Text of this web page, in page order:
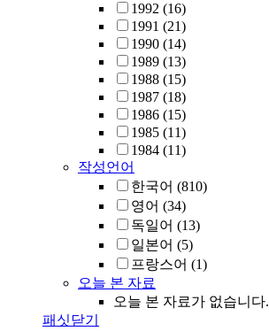
1992 (16)
1991 (21)
1990 (14)
1989 (13)
1988 (15)
1987 (18)
1986 (15)
1985 (11)
1984 (11)
작성언어
한국어 (810)
영어 (34)
독일어 (13)
일본어 (5)
프랑스어 (1)
오늘 본 자료
오늘 본 자료가 없습니다.
패싯닫기